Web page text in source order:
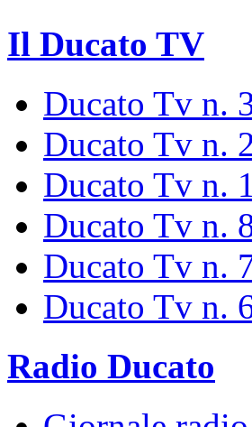
Il Ducato TV
Ducato Tv n.
Ducato Tv n.
Ducato Tv n.
Ducato Tv n.
Ducato Tv n.
Ducato Tv n.
Radio Ducato